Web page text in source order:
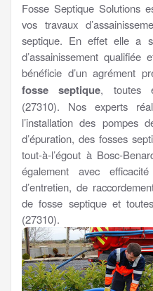
Fosse Septique Solutions
vos travaux
septique. En effet elle a
d’assainissement
bénéficie d’un agrément
fosse septique, toutes
(27310). Nos experts
l’installation des pompes
d’épuration, des fosses
tout-à-l’égout à Bosc-
également avec
d’entretien, de
de fosse septique et
(27310).